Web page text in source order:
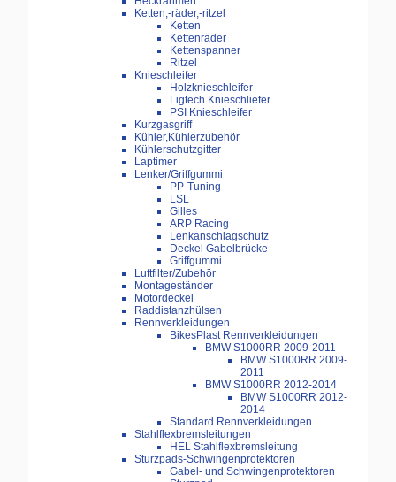
Ketten,-räder,-ritzel
Ketten
Kettenräder
Kettenspanner
Ritzel
Knieschleifer
Holzknieschleifer
Ligtech Knieschliefer
PSI Knieschleifer
Kurzgasgriff
Kühler,Kühlerzubehör
Kühlerschutzgitter
Laptimer
Lenker/Griffgummi
PP-Tuning
LSL
Gilles
ARP Racing
Lenkanschlagschutz
Deckel Gabelbrücke
Griffgummi
Luftfilter/Zubehör
Montageständer
Motordeckel
Raddistanzhülsen
Rennverkleidungen
BikesPlast Rennverkleidungen
BMW S1000RR 2009-2011
BMW S1000RR 2009-
2011
BMW S1000RR 2012-2014
BMW S1000RR 2012-
2014
Standard Rennverkleidungen
Stahlflexbremsleitungen
HEL Stahlflexbremsleitung
Sturzpads-Schwingenprotektoren
Gabel- und Schwingenprotektoren